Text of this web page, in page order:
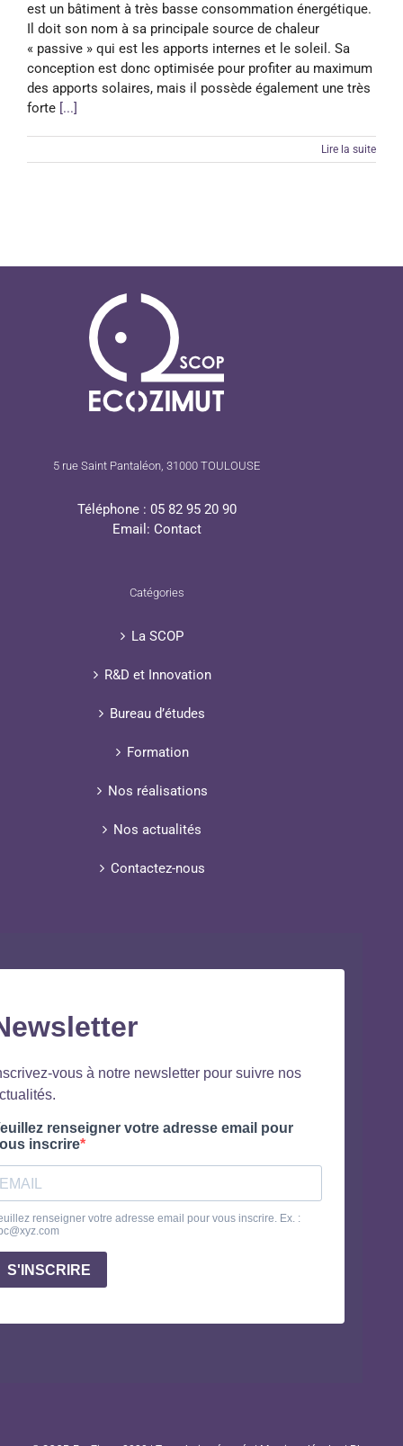
est un bâtiment à très basse consommation énergétique.
Il doit son nom à sa principale source de chaleur
« passive » qui est les apports internes et le soleil. Sa
conception est donc optimisée pour profiter au maximum
des apports solaires, mais il possède également une très
forte [...]
Lire la suite
5 rue Saint Pantaléon, 31000 TOULOUSE
Téléphone : 05 82 95 20 90
Email: Contact
Catégories
La SCOP
R&D et Innovation
Bureau d’études
Formation
Nos réalisations
Nos actualités
Contactez-nous